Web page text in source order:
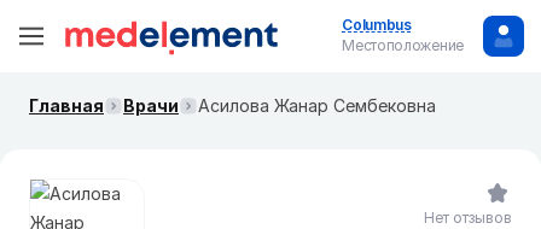
Columbus
Местоположение
Главная Врачи Асилова Жанар Сембековна
Нет отзывов